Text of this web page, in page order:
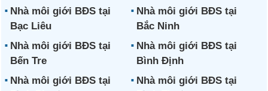
Nhà môi giới BĐS tại
Bạc Liêu
Nhà môi giới BĐS tại
Bắc Ninh
Nhà môi giới BĐS tại
Bến Tre
Nhà môi giới BĐS tại
Bình Định
Nhà môi giới BĐS tại
Nhà môi giới BĐS tại